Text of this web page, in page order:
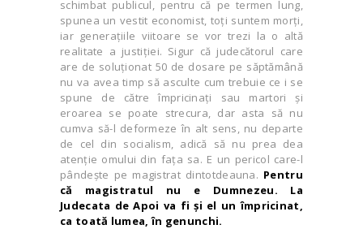
schimbat publicul, pentru că pe termen lung,
spunea un vestit economist, toţi suntem morţi,
iar generaţiile viitoare se vor trezi la o altă
realitate a justiţiei. Sigur că judecătorul care
are de soluţionat 50 de dosare pe săptămână
nu va avea timp să asculte cum trebuie ce i se
spune de către împricinaţi sau martori şi
eroarea se poate strecura, dar asta să nu
cumva să-l deformeze în alt sens, nu departe
de cel din socialism, adică să nu prea dea
atenţie omului din faţa sa. E un pericol care-l
pândeşte pe magistrat dintotdeauna. Pentru
că magistratul nu e Dumnezeu. La
Judecata de Apoi va fi şi el un împricinat,
ca toată lumea, în genunchi.